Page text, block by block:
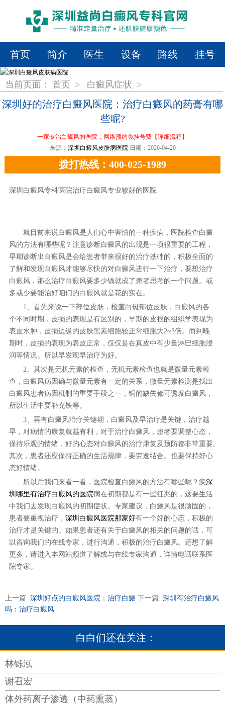
首页 简介 医生 设备 路线 挂号
当前页面： 首页 > 白癜风症状 >
深圳好的治疗白癜风医院：治疗白癜风的药膏有哪
些呢?
一家专治白癜风的医院，网络预约免挂号费 【详细流程】
来源： 深圳白癜风皮肤病医院 日期：2026-04-20
拨打热线：400-025-1989
深圳白癜风专科医院治疗白癜风专业较好的医院
就目前来说白癜风是人们心中害怕的一种疾病，医院检查白癜
风的方法有哪些呢？注意诊断白癜风的出现是一项很重要的工程，
早期诊断出白癜风是会给患者带来很好的治疗基础的，积极全面的
了解和发现白癜风才能够尽快的对白癜风进行一下治疗，要想治疗
白癜风，那么治疗白癜风要多少钱就成了患者思考的一个问题。或
多或少要能治好咱们的白癜风就是花的实在。
1、首先来说一下部位皮肤，检查白斑部位皮肤，白癜风的各
个不同时期，皮损的表现是有区别的，早期的皮损的组织学表现为
表皮水肿，皮损边缘的皮肤黑素细胞较正常细胞大2~3倍。而到晚
期时，皮损的表现为表皮正常，仅仅是在真皮中有少量淋巴细胞浸
润等情况。所以早发现早治疗为好。
2、其次是无机元素的检查，无机元素检查也就是微量元素检
查，白癜风病因确与微量元素有一定的关系，微量元素检测是找出
白癜风患者病因机制的重要手段之一，铜的缺失都可诱发白癜风，
所以生活中要补充铁等。
3、再有白癜风治疗关键期，白癜风及早治疗是关键，治疗越
早，对病情的康复就越有利，对于治疗白癜风，患者要调整心态，
保持乐观的情绪，好的心态对白癜风的治疗康复及预防都非常重要;
其次，患者还应保持正确的生活规律，要劳逸结合。也要保持好心
态好情绪。
所以后我们来看一看，医院检查白癜风的方法有哪些呢？疾深
圳哪里有治疗白癜风的医院病在初期都是有一些征兆的，这要生活
中我们去发现白癜风的初期症状。专家建议，白癜风是很顽固的，
患者要重视治疗， 深圳白癜风医院那家好有一个好的心态，积极的
治疗才是关键的。如果患者还有关于白癜风的相关的问题的话，可
以咨询我们的在线专家，进行沟通，积极的治疗白癜风。还想了解
更多，请进入本网站频道了解或与在线专家沟通，详情电话联系医
院专家。
上一篇: 深圳好点的白癜风医院：治疗白癜 下一篇: 深圳有治疗白癜风
吗：治疗白癜风
白白们还在关注：
林铄泓
谢召宏
体外药离子渗透（中药熏蒸）